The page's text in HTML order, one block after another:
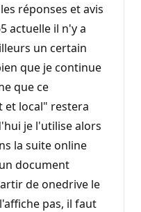
réponses et avis
actuelle il n'y a
un certain
que je continue
que ce
local" restera
je l'utilise alors
la suite online
document
de onedrive le
pas, il faut